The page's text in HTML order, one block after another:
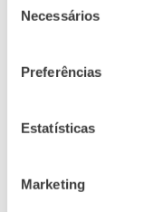
Necessários
Preferências
Estatísticas
Marketing
Verdes. Em cada